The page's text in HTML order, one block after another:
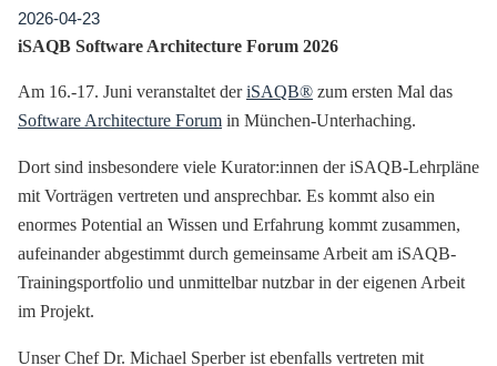
2026-04-23
iSAQB Software Architecture Forum 2026
Am 16.-17. Juni veranstaltet deriSAQB® zum ersten Mal das
Software Architecture Forum in München-Unterhaching.
Dort sind insbesondere viele Kurator:innen der iSAQB-Lehrpläne
mit Vorträgen vertreten und ansprechbar. Es kommt also ein
enormes Potential an Wissen und Erfahrung kommt zusammen,
aufeinander abgestimmt durch gemeinsame Arbeit am iSAQB-
Trainingsportfolio und unmittelbar nutzbar in der eigenen Arbeit
im Projekt.
Unser Chef Dr. Michael Sperber ist ebenfalls vertreten mit